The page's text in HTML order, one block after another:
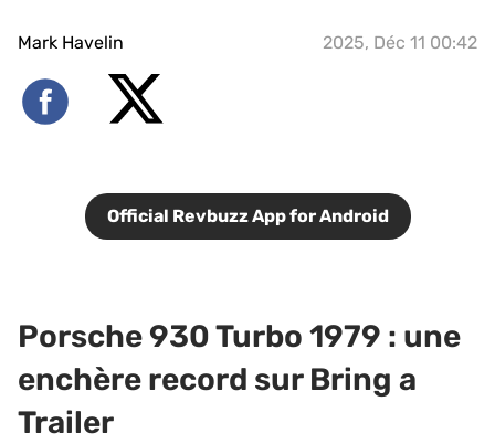
Mark Havelin 2025, Déc 11 00:42
Official Revbuzz App for Android
Porsche 930 Turbo 1979 : une
enchère record sur Bring a
Trailer